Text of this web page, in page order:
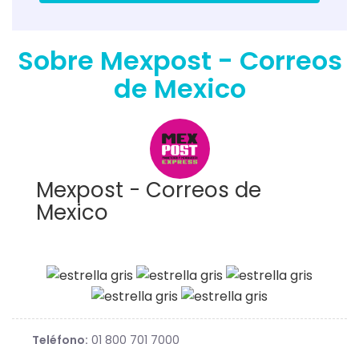
Sobre Mexpost - Correos
de Mexico
Mexpost - Correos de
Mexico
Teléfono: 01 800 701 7000